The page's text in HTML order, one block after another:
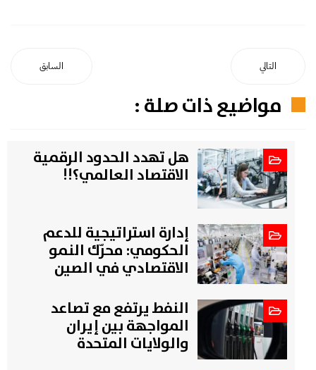
السابق التالي
مواضيع ذات صلة :
هل تهدد الحدود الرقمية
الاقتصاد العالمي؟!!
إدارة استراتيجية للدعم
الحكومي: محرّك النمو
الاقتصادي في الصين
النفط يرتفع مع تصاعد
المواجهة بين إيران
والولايات المتحدة